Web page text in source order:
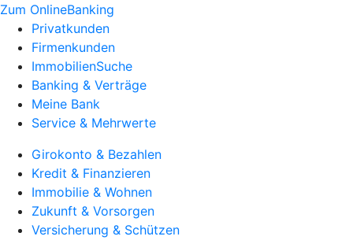
Zum OnlineBanking
Privatkunden
Firmenkunden
ImmobilienSuche
Banking & Verträge
Meine Bank
Service & Mehrwerte
Girokonto & Bezahlen
Kredit & Finanzieren
Immobilie & Wohnen
Zukunft & Vorsorgen
Versicherung & Schützen